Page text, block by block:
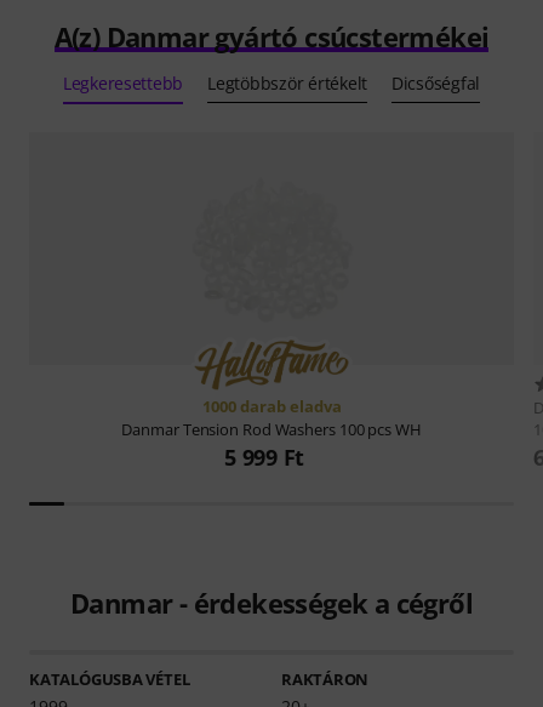
A(z) Danmar gyártó csúcstermékei
Legkeresettebb Legtöbbször értékelt Dicsőségfal
1000 darab eladva
DanmarTension Rod Washers 100 pcs WH
5 999 Ft
Danmar - érdekességek a cégről
KATALÓGUSBA VÉTEL RAKTÁRON